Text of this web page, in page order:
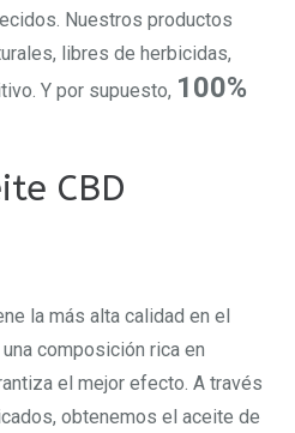
Nuestros productos
libres de herbicidas,
Y por supuesto, 100%
CBD
la más alta calidad en el
composición rica en
el mejor efecto. A través
obtenemos el aceite de